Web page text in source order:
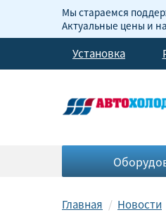
Мы стараемся
Актуальные цены и
Установка
Главная Новости